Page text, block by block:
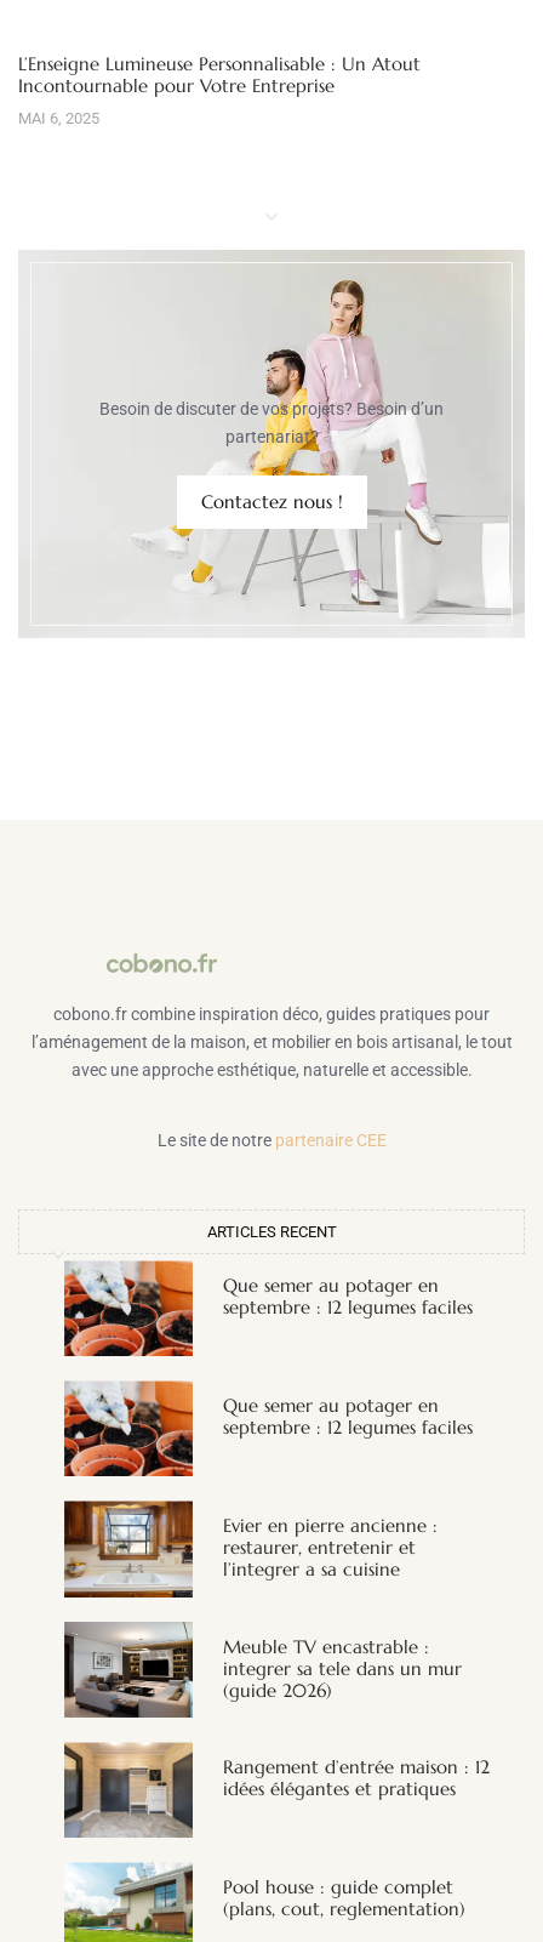
L’Enseigne Lumineuse Personnalisable : Un Atout
Incontournable pour Votre Entreprise
MAI 6, 2025
Besoin de discuter de vos projets? Besoin d’un
partenariat?
Contactez nous !
cobono.fr combine inspiration déco, guides pratiques pour
l’aménagement de la maison, et mobilier en bois artisanal, le tout
avec une approche esthétique, naturelle et accessible.
Le site de notre partenaire CEE
ARTICLES RECENT
Que semer au potager en
septembre : 12 legumes faciles
Que semer au potager en
septembre : 12 legumes faciles
Evier en pierre ancienne :
restaurer, entretenir et
l’integrer a sa cuisine
Meuble TV encastrable :
integrer sa tele dans un mur
(guide 2026)
Rangement d’entrée maison : 12
idées élégantes et pratiques
Pool house : guide complet
(plans, cout, reglementation)